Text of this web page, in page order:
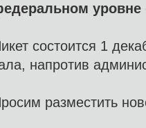
уровне
состоится 1
напротив
разместить